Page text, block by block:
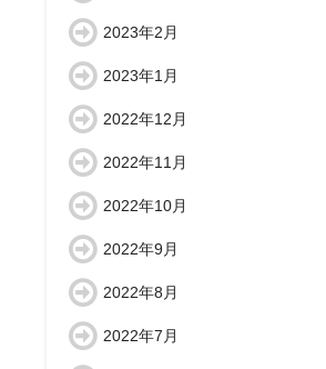
2023年2月
2023年1月
2022年12月
2022年11月
2022年10月
2022年9月
2022年8月
2022年7月